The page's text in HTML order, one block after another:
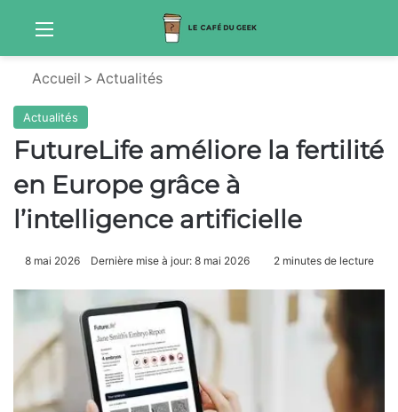
Accueil > Actualités
Actualités
FutureLife améliore la fertilité
en Europe grâce à
l’intelligence artificielle
8 mai 2026 Dernière mise à jour: 8 mai 2026 2 minutes de lecture